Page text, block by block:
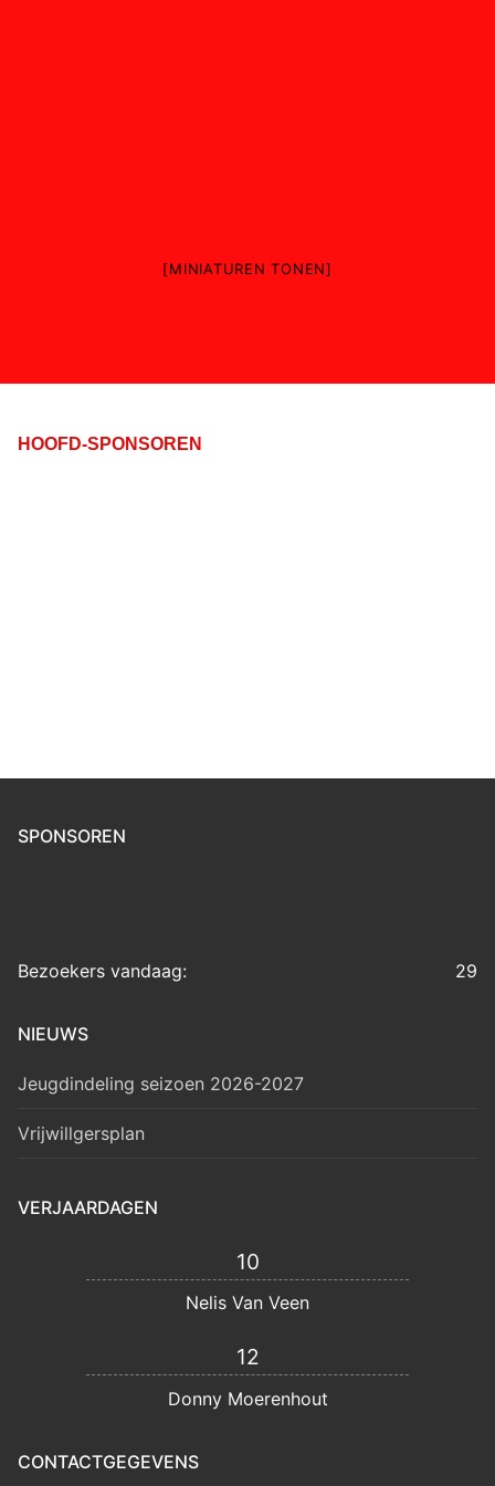
[MINIATUREN TONEN]
HOOFD-SPONSOREN
SPONSOREN
29
Bezoekers vandaag:
NIEUWS
Jeugdindeling seizoen 2026-2027
Vrijwillgersplan
VERJAARDAGEN
10
Nelis Van Veen
12
Donny Moerenhout
CONTACTGEGEVENS